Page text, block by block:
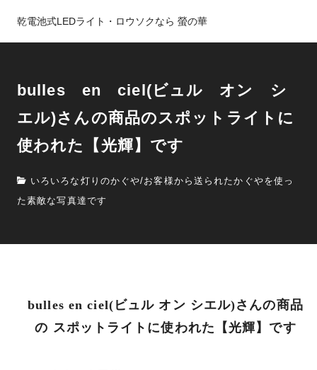
乾電池式LEDライト・ロウソクなら 螢の華
bulles en ciel(ビュル オン シ
エル)さんの商品のスポットライトに
使われた【光輝】です
いろいろな灯りのかぐや/お客様から送られたかぐやを使っ
た素敵な写真達です
bulles en ciel(ビュル オン シエル)さんの商品
の スポットライトに使われた【光輝】です